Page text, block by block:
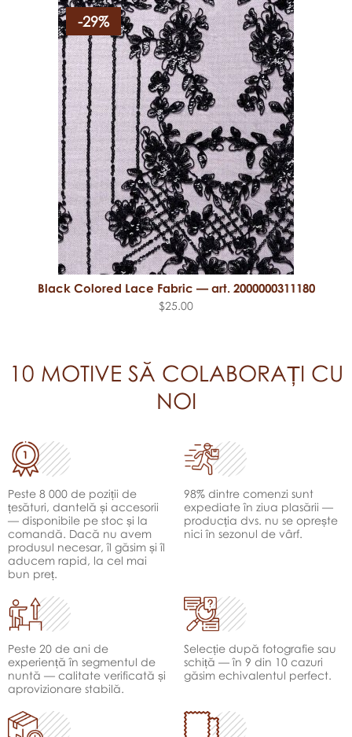
-29%
Black Colored Lace Fabric — art. 2000000311180
$25.00
10 MOTIVE SĂ COLABORAȚI CU
NOI
Peste 8 000 de poziții de
țesături, dantelă și accesorii
— disponibile pe stoc și la
comandă. Dacă nu avem
produsul necesar, îl găsim și îl
aducem rapid, la cel mai
bun preț.
98% dintre comenzi sunt
expediate în ziua plasării —
producția dvs. nu se oprește
nici în sezonul de vârf.
Peste 20 de ani de
experiență în segmentul de
nuntă — calitate verificată și
aprovizionare stabilă.
Selecție după fotografie sau
schiță — în 9 din 10 cazuri
găsim echivalentul perfect.